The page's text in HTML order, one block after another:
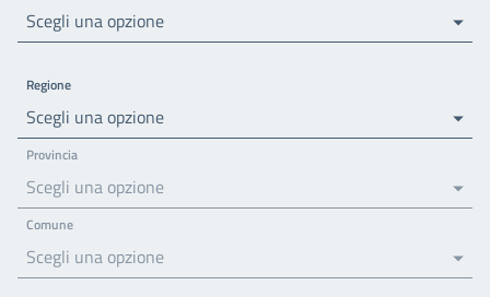
Scegli una opzione
Regione
Scegli una opzione
Provincia
Scegli una opzione
Comune
Scegli una opzione